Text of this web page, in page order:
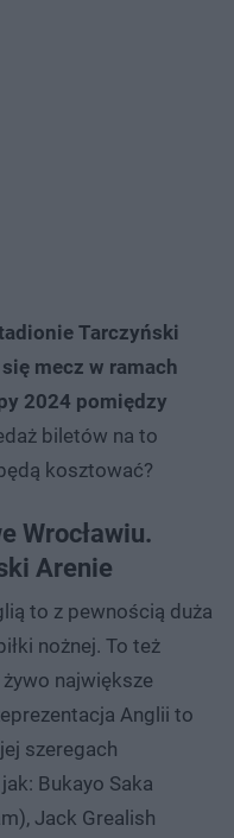
Tarczyński
mecz w ramach
2024 pomiędzy
biletów na to
kosztować?
Wrocławiu.
Arenie
to z pewnością duża
nożnej. To też
największe
Anglii to
szeregach
Bukayo Saka
Jack Grealish